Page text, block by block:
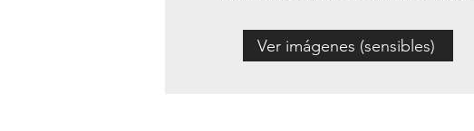
Ver imágenes (sensibles)